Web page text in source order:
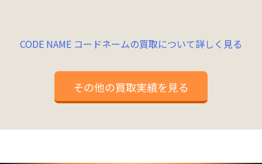
CODE NAME コードネームの買取について詳しく見る
その他の買取実績を見る